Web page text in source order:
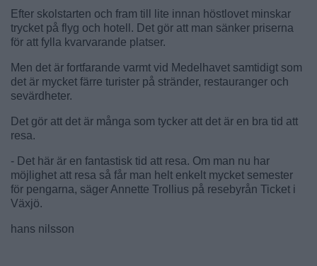
Efter skolstarten och fram till lite innan höstlovet minskar
trycket på flyg och hotell. Det gör att man sänker priserna
för att fylla kvarvarande platser.
Men det är fortfarande varmt vid Medelhavet samtidigt som
det är mycket färre turister på stränder, restauranger och
sevärdheter.
Det gör att det är många som tycker att det är en bra tid att
resa.
- Det här är en fantastisk tid att resa. Om man nu har
möjlighet att resa så får man helt enkelt mycket semester
för pengarna, säger Annette Trollius på resebyrån Ticket i
Växjö.
hans nilsson